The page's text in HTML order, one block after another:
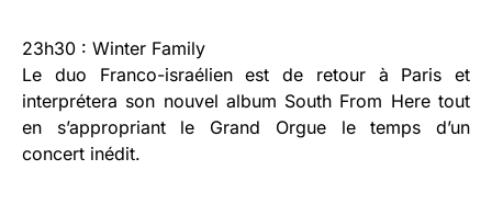
23h30 : Winter Family
Le duo Franco-israélien est de retour à Paris et
interprétera son nouvel album South From Here tout
en s’appropriant le Grand Orgue le temps d’un
concert inédit.